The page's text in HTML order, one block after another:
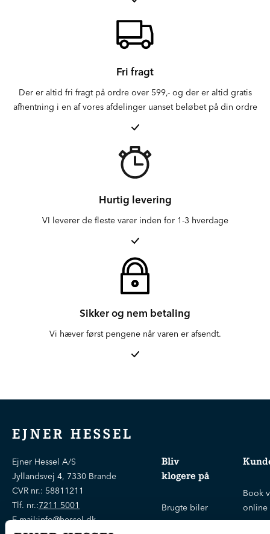
Fri fragt
Der er altid fri fragt på ordre over 599,- og der er altid gratis
afhentning i en af vores afdelinger uanset beløbet på din ordre
Hurtig levering
VI leverer de fleste varer inden for 1-3 hverdage
Sikker og nem betaling
Vi hæver først pengene når varen er afsendt.
EJNER HESSEL
Ejner Hessel A/S
Jyllandsvej 4, 7330 Brande
CVR nr.: 58811211
Tlf. nr.:7211 5001
E-mail:info@hessel.dk
Bliv
klogere på
Brugte biler
Book
online